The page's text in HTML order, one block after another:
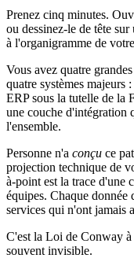
Prenez cinq minutes.
ou dessinez-le de tête
à l'organigramme de
Vous avez quatre
quatre systèmes majeurs
ERP sous la tutelle de la
une couche d'intégration
l'ensemble.
Personne n'a conçu ce
projection technique de
à-point est la trace d'une
équipes. Chaque donnée
services qui n'ont jamais
C'est la Loi de Conway
souvent invisible.